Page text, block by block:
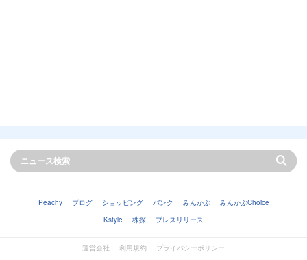
Peachy ブログ ショッピング バンク みんかぶ
みんかぶChoice
Kstyle
株探 プレスリリース
運営会社 利用規約 プライバシーポリシー